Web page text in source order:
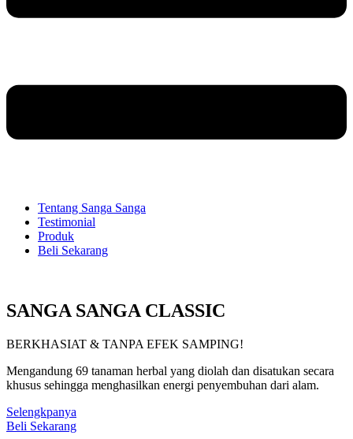
Tentang Sanga Sanga
Testimonial
Produk
Beli Sekarang
SANGA SANGA CLASSIC
BERKHASIAT & TANPA EFEK SAMPING!
Mengandung 69 tanaman herbal yang diolah dan disatukan secara
khusus sehingga menghasilkan energi penyembuhan dari alam.
Selengkpanya
Beli Sekarang